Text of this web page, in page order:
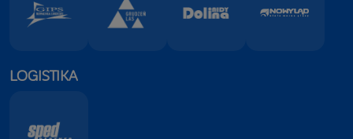
LOGISTIKA